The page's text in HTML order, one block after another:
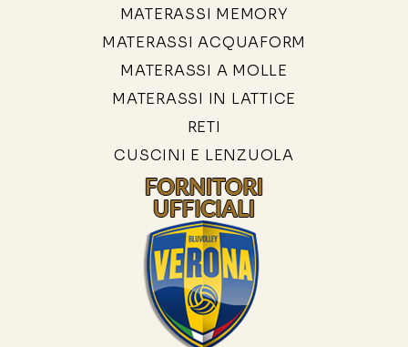
MATERASSI MEMORY
MATERASSI ACQUAFORM
MATERASSI A MOLLE
MATERASSI IN LATTICE
RETI
CUSCINI E LENZUOLA